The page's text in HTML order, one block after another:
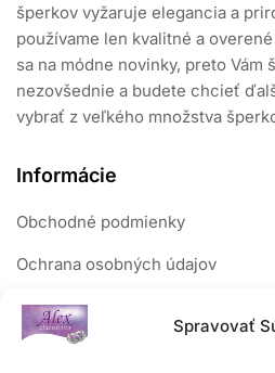
Spravovať
šperkov vyžaruje elegancia a
používame len kvalitné a
sa na módne novinky, preto Vám
nezovšednie a budete chcieť
vybrať z veľkého množstva
Informácie
Obchodné podmienky
Ochrana osobných údajov
Reklamačný poriadok